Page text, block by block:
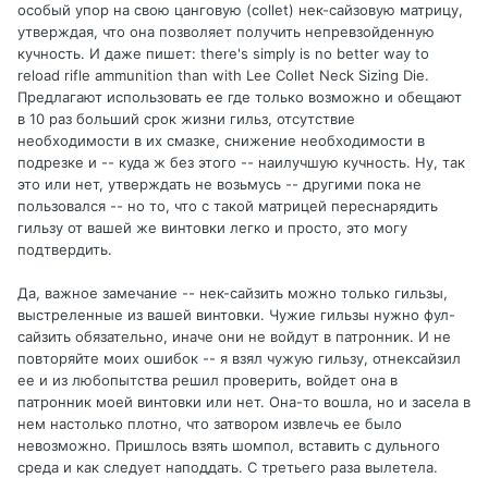
особый упор на свою цанговую (collet) нек-сайзовую матрицу,
утверждая, что она позволяет получить непревзойденную
кучность. И даже пишет: there's simply is no better way to
reload rifle ammunition than with Lee Collet Neck Sizing Die.
Предлагают использовать ее где только возможно и обещают
в 10 раз больший срок жизни гильз, отсутствие
необходимости в их смазке, снижение необходимости в
подрезке и -- куда ж без этого -- наилучшую кучность. Ну, так
это или нет, утверждать не возьмусь -- другими пока не
пользовался -- но то, что с такой матрицей переснарядить
гильзу от вашей же винтовки легко и просто, это могу
подтвердить.
Да, важное замечание -- нек-сайзить можно только гильзы,
выстреленные из вашей винтовки. Чужие гильзы нужно фул-
сайзить обязательно, иначе они не войдут в патронник. И не
повторяйте моих ошибок -- я взял чужую гильзу, отнексайзил
ее и из любопытства решил проверить, войдет она в
патронник моей винтовки или нет. Она-то вошла, но и засела в
нем настолько плотно, что затвором извлечь ее было
невозможно. Пришлось взять шомпол, вставить с дульного
среда и как следует наподдать. С третьего раза вылетела.